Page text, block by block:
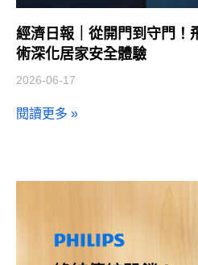
經濟日報｜從開門到守門！
術深化居家安全體驗
2026-06-17
閱讀更多 »